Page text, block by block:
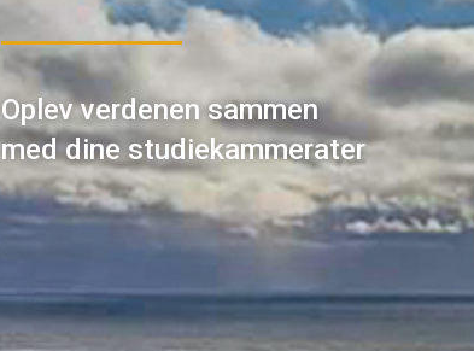
Oplev verdenen sammen
med dine studiekammerater